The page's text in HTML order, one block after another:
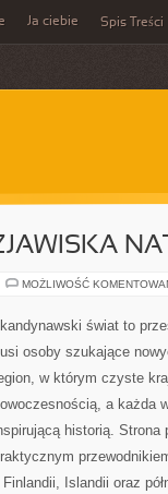
Ja ciebie Spis Treści
MOŻLIWOŚĆ
świat to
osoby szukające
w którym czyste
a każda
historią.
Islandii oraz